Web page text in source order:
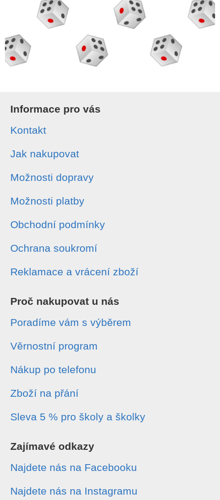
Informace pro vás
Kontakt
Jak nakupovat
Možnosti dopravy
Možnosti platby
Obchodní podmínky
Ochrana soukromí
Reklamace a vrácení zboží
Proč nakupovat u nás
Poradíme vám s výběrem
Věrnostní program
Nákup po telefonu
Zboží na přání
Sleva 5 % pro školy a školky
Zajímavé odkazy
Najdete nás na Facebooku
Najdete nás na Instagramu